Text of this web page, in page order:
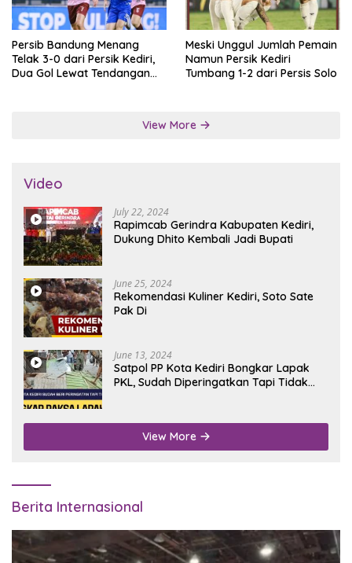
Persib Bandung Menang
Telak 3-0 dari Persik Kediri,
Dua Gol Lewat Tendangan
Meski Unggul Jumlah Pemain
Namun Persik Kediri
Tumbang 1-2 dari Persis Solo
View More
Video
July 22, 2024
Rapimcab Gerindra Kabupaten Kediri,
Dukung Dhito Kembali Jadi Bupati
June 25, 2024
Rekomendasi Kuliner Kediri, Soto Sate
Pak Di
June 13, 2024
Satpol PP Kota Kediri Bongkar Lapak
PKL, Sudah Diperingatkan Tapi Tidak
View More
Berita Internasional